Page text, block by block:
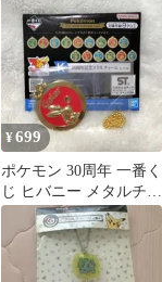
¥699
ポケモン 30周年 一番く
じ ヒバニー メタルチャ
ーム